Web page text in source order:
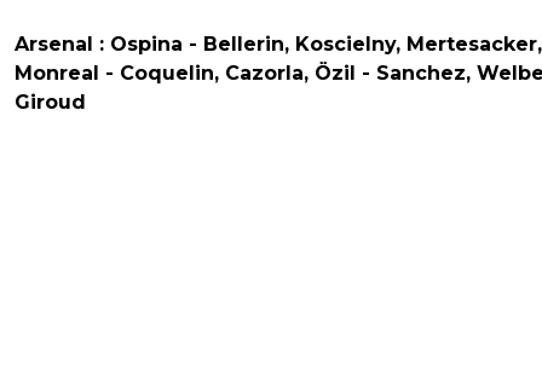
Arsenal : Ospina - Bellerin, Koscielny, Mertesacker,
Monreal - Coquelin, Cazorla, Özil - Sanchez,
Giroud